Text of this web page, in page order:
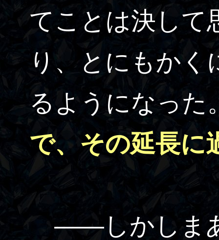
てことは決して
り、とにもかく
るようになった
で、その延長に
――しかしま